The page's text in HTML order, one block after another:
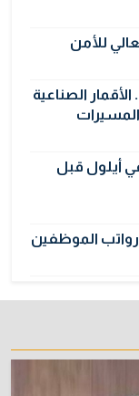
الصناعية
أيلول قبل
إتلاف أكثر من 106 كغم مخدرات و22 ألف قرص في